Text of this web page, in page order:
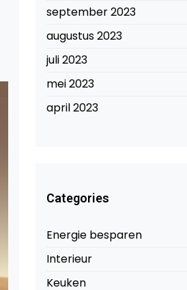
september 2023
augustus 2023
juli 2023
mei 2023
april 2023
Categories
Energie besparen
Interieur
Keuken